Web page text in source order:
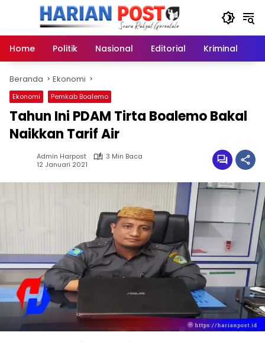
Home
Politik Nasional Editorial Kriminal
Beranda Ekonomi
Ekonomi Pemkab Boalemo
Tahun Ini PDAM Tirta Boalemo Bakal
Naikkan Tarif Air
Admin Harpost
3 Min Baca
12 Januari 2021